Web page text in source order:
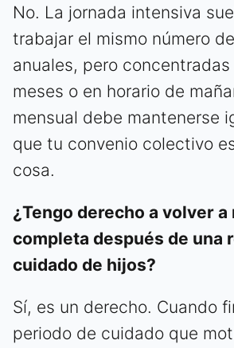
No. La jornada intensiva
trabajar el mismo número
anuales, pero concentradas
meses o en horario de
mensual debe mantenerse
que tu convenio colectivo
cosa.
¿Tengo derecho a volver a
completa después de una
cuidado de hijos?
Sí, es un derecho. Cuando
periodo de cuidado que